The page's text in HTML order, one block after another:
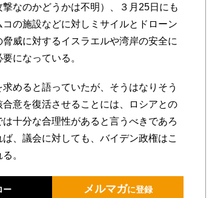
なのかどうかは不明）、３月25日にも
の施設などに対しミサイルとドローン
威に対するイスラエルや湾岸の安全に
になっている。
めると語っていたが、そうはなりそう
意を復活させることには、ロシアとの
十分な合理性があると言うべきであろ
、議会に対しても、バイデン政権はこ
。
ー メルマガに登録